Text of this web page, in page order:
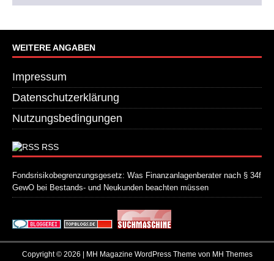
WEITERE ANGABEN
Impressum
Datenschutzerklärung
Nutzungsbedingungen
RSS
Fondsrisikobegrenzungsgesetz: Was Finanzanlagenberater nach § 34f
GewO bei Bestands- und Neukunden beachten müssen
Copyright © 2026 | MH Magazine WordPress Theme von MH Themes